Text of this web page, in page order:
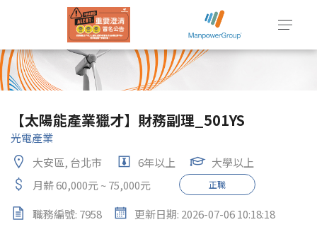
【太陽能產業獵才】財務副理_501YS
光電產業
大安區, 台北市
6年以上
大學以上
月薪 60,000元 ~ 75,000元
正職
職務編號: 7958 更新日期: 2026-07-06 10:18:18